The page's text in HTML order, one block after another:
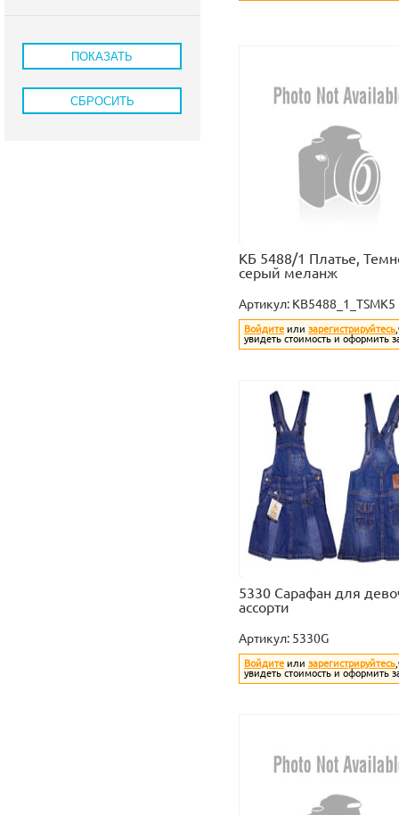
КБ 5488/1 Платье,
серый меланж
Артикул: KB5488_1_TSMK5
Войдите или зарегистрируйтесь
увидеть стоимость и оформить
5330 Сарафан для
ассорти
Артикул: 5330G
Войдите или зарегистрируйтесь
увидеть стоимость и оформить